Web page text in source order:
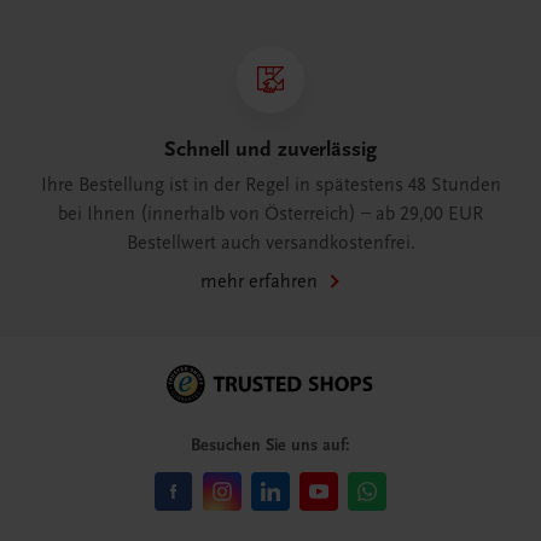
Schnell und zuverlässig
Ihre Bestellung ist in der Regel in spätestens 48 Stunden
bei Ihnen (innerhalb von Österreich) – ab 29,00 EUR
Bestellwert auch versandkostenfrei.
mehr erfahren
Besuchen Sie uns auf: